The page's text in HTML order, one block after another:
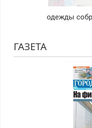
одежды
ГАЗЕТА